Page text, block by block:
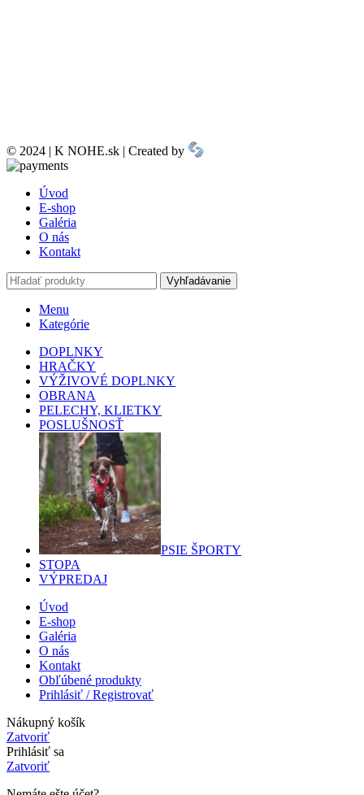
© 2024 | K NOHE.sk | Created by
Úvod
E-shop
Galéria
O nás
Kontakt
Vyhľadávanie
Menu
Kategórie
DOPLNKY
HRAČKY
VÝŽIVOVÉ DOPLNKY
OBRANA
PELECHY, KLIETKY
POSLUŠNOSŤ
PSIE ŠPORTY
STOPA
VÝPREDAJ
Úvod
E-shop
Galéria
O nás
Kontakt
Obľúbené produkty
Prihlásiť / Registrovať
Nákupný košík
Zatvoriť
Prihlásiť sa
Zatvoriť